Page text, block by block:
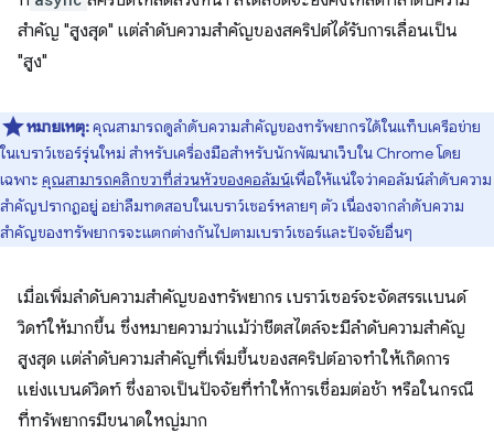
สำคัญ "สูงสุด" แต่ลำดับความสำคัญของสคริปต์ได้รับการเลื่อนเป็น
"สูง"
หมายเหตุ:คุณสามารถดูลำดับความสำคัญของทรัพยากรได้ในแท็บเครือข่าย
ในเบราว์เซอร์รุ่นใหม่ สำหรับเครื่องมือสำหรับนักพัฒนาเว็บใน Chrome โดย
เฉพาะ คุณสามารถคลิกขวาที่ส่วนหัวของคอลัมน์เพื่อให้แน่ใจว่าคอลัมน์ลำดับความ
สำคัญปรากฏอยู่ อย่าลืมทดสอบในเบราว์เซอร์หลายๆ ตัว เนื่องจากลำดับความ
สำคัญของทรัพยากรจะแตกต่างกันไปตามเบราว์เซอร์และปัจจัยอื่นๆ
เมื่อเพิ่มลำดับความสำคัญของทรัพยากร เบราว์เซอร์จะจัดสรรแบนด์
วิดท์ให้มากขึ้น ซึ่งหมายความว่าแม้ว่าชีตสไตล์จะมีลำดับความสำคัญ
สูงสุด แต่ลำดับความสำคัญที่เพิ่มขึ้นของสคริปต์อาจทำให้เกิดการ
แย่งแบนด์วิดท์ ซึ่งอาจเป็นปัจจัยที่ทำให้การเชื่อมต่อช้า หรือในกรณี
ที่ทรัพยากรมีขนาดใหญ่มาก